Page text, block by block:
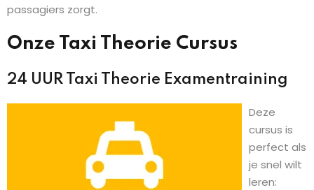
passagiers zorgt.
Onze Taxi Theorie Cursus
24 UUR Taxi Theorie Examentraining
Deze
cursus is
perfect als
je snel wilt
leren: